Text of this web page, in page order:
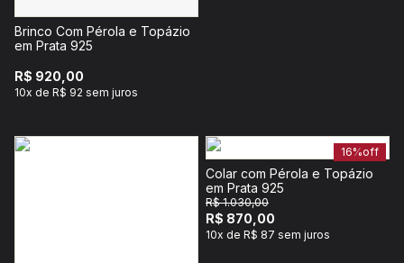
Brinco Com Pérola e Topázio
em Prata 925
R$ 920,00
10x de R$ 92 sem juros
16%off
Colar com Pérola e Topázio
em Prata 925
R$ 1.030,00
R$ 870,00
10x de R$ 87 sem juros